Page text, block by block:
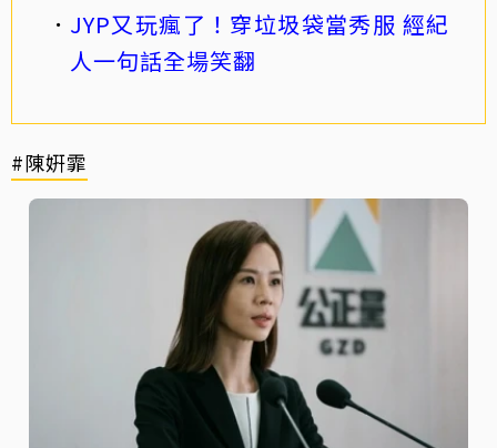
JYP又玩瘋了！穿垃圾袋當秀服 經紀
人一句話全場笑翻
#陳姸霏